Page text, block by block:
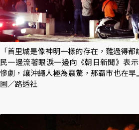
「首里城是像神明一樣的存在，難過得
民一邊流著眼淚一邊向《朝日新聞》表
慘劇，讓沖繩人極為震驚，那霸市也在早
圖／路透社